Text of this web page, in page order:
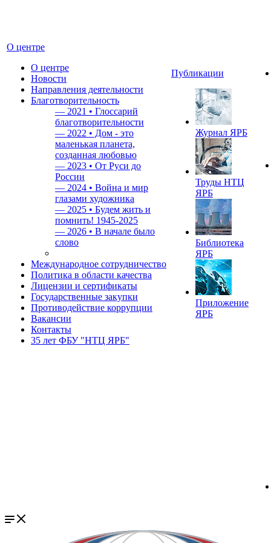
О центре
О центре
Новости
Направления деятельности
Благотворительность
— 2021 • Глоссарий
благотворительности
— 2022 • Дом - это
маленькая планета,
созданная любовью
— 2023 • От Руси до
России
— 2024 • Война и мир
глазами художника
— 2025 • Будем жить и
помнить! 1945-2025
— 2026 • В начале было
слово
Международное сотрудничество
Политика в области качества
Лицензии и сертификаты
Государственные закупки
Противодействие коррупции
Вакансии
Контакты
35 лет ФБУ "НТЦ ЯРБ"
Публикации
Журнал ЯРБ
Труды НТЦ
ЯРБ
Библиотека
ЯРБ
Приложение
ЯРБ